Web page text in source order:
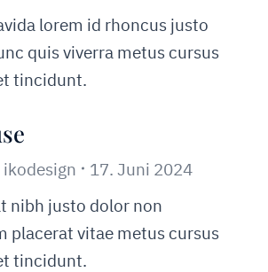
lorem id rhoncus justo
quis viverra metus cursus
tincidunt.
ikodesign
17. Juni 2024
nibh justo dolor non
placerat vitae metus cursus
tincidunt.